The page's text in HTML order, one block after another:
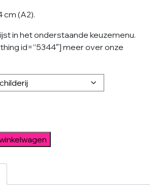
cm (A2).
in het onderstaande keuzemenu.
id=”5344″] meer over onze